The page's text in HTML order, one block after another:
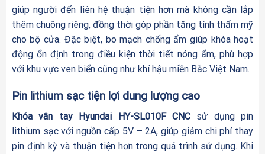
giúp người đến liên hệ thuận tiện hơn mà không cần lắp
thêm chuông riêng, đồng thời góp phần tăng tính thẩm mỹ
cho bộ cửa. Đặc biệt, bo mạch chống ẩm giúp khóa hoạt
động ổn định trong điều kiện thời tiết nóng ẩm, phù hợp
với khu vực ven biển cũng như khí hậu miền Bắc Việt Nam.
Pin lithium sạc tiện lợi dung lượng cao
Khóa vân tay Hyundai HY-SL010F CNCsử dụng pin
lithium sạc với nguồn cấp 5V – 2A, giúp giảm chi phí thay
pin định kỳ và thuận tiện hơn trong quá trình sử dụng. Khi